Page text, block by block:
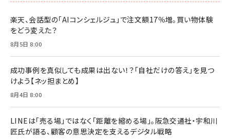
楽天、会話型の「AIコンシェルジュ」で注文額17％増。買い物体験
をどう変えた？
8月5日 8:00
成功事例を真似しても成果は出ない！？「自社だけの答え」を見つ
けよう【ネッ担まとめ】
8月4日 8:00
LINEは「売る場」ではなく「距離を縮める場」。阪急交通社・宇和川
匠氏が語る、顧客の意思決定を支えるデジタル戦略